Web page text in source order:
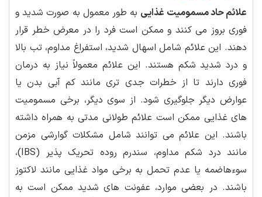
علائم حاد مسمومیت غذایی به طور معمول به صورت شدید و
فوری بروز می کنند و ممکن است فرد را در معرض خطر قرار
دهند. این علائم شامل اسهال شدید، استفراغ مداوم، تب بالا
و درد شدید شکم هستند. این علائم معمولاً نیاز به درمان
فوری دارند تا از خطرات جدی تری مانند کم آبی بدن یا
عوارض دیگر جلوگیری شود. از سوی دیگر، برخی مسمومیت
های غذایی ممکن است علائم طولانی مدتی به همراه داشته
باشند. این علائم می توانند شامل مشکلات گوارشی مزمن
مانند درد شکم مداوم، سندرم روده تحریک پذیر (IBS)،
سوءهاضمه یا عدم تحمل به برخی مواد غذایی مانند لاکتوز
باشند. در بعضی موارد، عفونت های شدید ممکن است به